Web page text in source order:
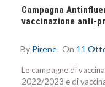
Campagna
vaccinazione anti-
By Pirene On 11
Le campagne di
2022/2023 e di